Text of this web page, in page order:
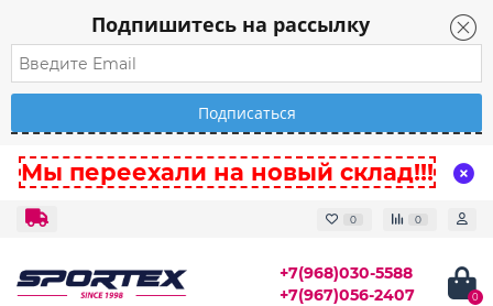
Подпишитесь на рассылку
Мы переехали на новый склад!!!
0 0
+7(968)030-5588
+7(967)056-2407
0